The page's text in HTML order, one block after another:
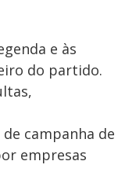
e às
do partido.
campanha de
empresas